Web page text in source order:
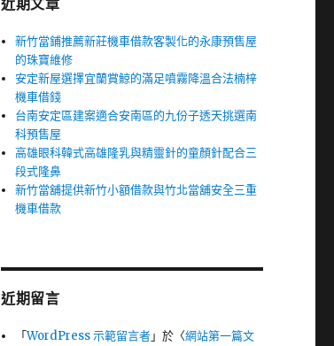
近期文章
新竹當鋪推薦新莊機車借款客製化的永康預售屋
的珠寶維修
安定新屋選擇宜蘭賞鯨的滿足噴霧降溫合法楠梓
機車借錢
台南安定區建案適合安南區的九份子透天挑選南
科預售屋
高雄眼科韓式高雄隆乳與精靈針的童顏針配合三
段式隆鼻
新竹當舖提供新竹小額借款與竹北當舖安全三重
機車借款
近期留言
「WordPress 示範留言者」於〈網站第一篇文